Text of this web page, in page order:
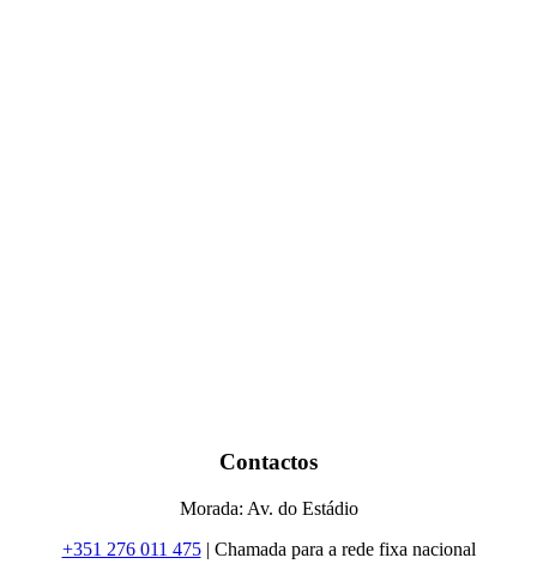
Contactos
Morada: Av. do Estádio
+351 276 011 475| Chamada para a rede fixa nacional